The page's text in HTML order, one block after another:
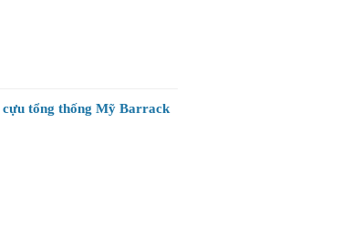
tổng thống Mỹ Barrack